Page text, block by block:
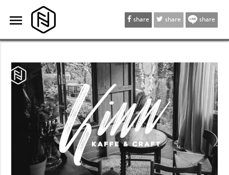
menu
menu share share share